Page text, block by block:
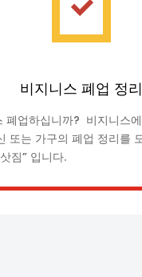
비지니스 폐업 정리
폐업하십니까? 비지니스
또는 가구의 폐업 정리를
짐” 입니다.